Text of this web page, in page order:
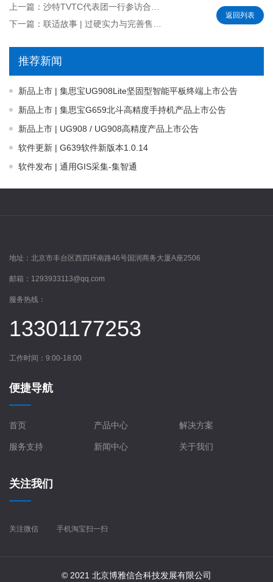
返回列表
推荐新闻
新品上市 | 集思宝UG908Lite坚固型智能平板终端上市公告
新品上市 | 集思宝G659北斗高精度手持机产品上市公告
新品上市 | UG908 / UG908高精度产品上市公告
软件更新 | G639软件新版本1.0.14
软件发布 | 通用GIS采集-集智通
地址： 北京市丰台区西四环南路46号国润商务大厦A座2506
邮箱： 1293933113@qq.com
服务热线：
13301177253
工作时间：9:00-18:00
便捷导航
首页 产品中心 解决方案
服务支持 新闻中心 关于我们
关注我们
关注微信 手机淘宝扫一扫
© 2021 北京博雅信合科技发展有限公司